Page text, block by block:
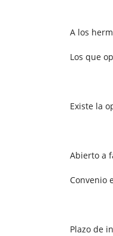
A los
Los que
Existe la
Abierto a
Convenio
Plazo de